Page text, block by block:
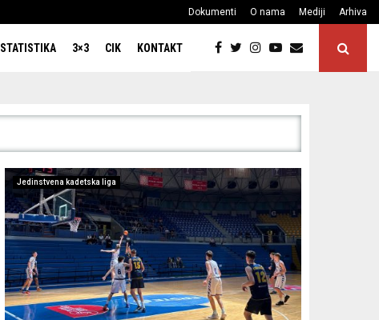
Dokumenti O nama Mediji Arhiva
STATISTIKA 3×3 CIK KONTAKT
Jedinstvena kadetska liga